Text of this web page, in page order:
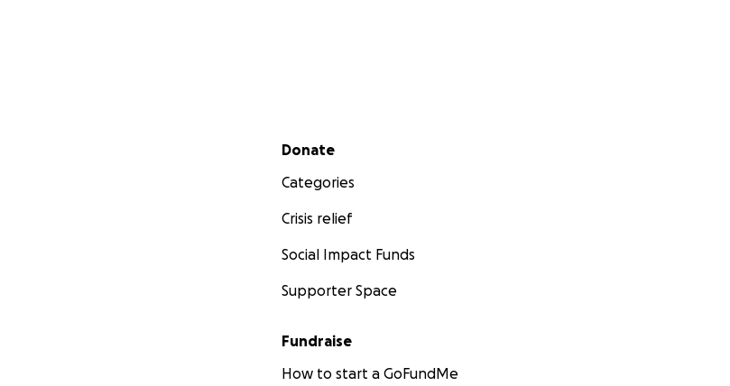
Secondary menu
Donate
Categories
Crisis relief
Social Impact Funds
Supporter Space
Fundraise
How to start a GoFundMe